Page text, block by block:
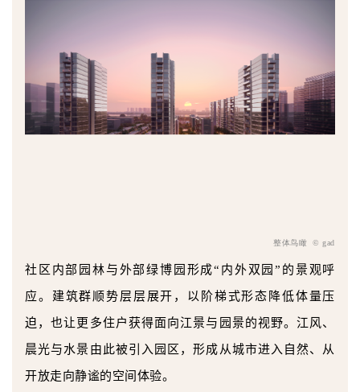
整体鸟瞰 © gad
社区内部园林与外部绿博园形成“内外双园”的景观呼
应。建筑群顺势层层展开，以阶梯式形态降低体量压
迫，也让更多住户获得面向江景与园景的视野。江风、
晨光与水景由此被引入园区，形成从城市进入自然、从
开放走向静谧的空间体验。